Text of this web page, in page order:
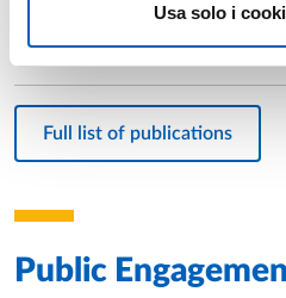
Usa solo i
Strategies in Journey through Serbia
Full list of publications
Public